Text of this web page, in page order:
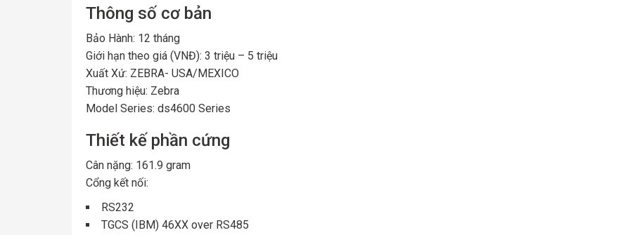
Thông số cơ bản
Bảo Hành: 12 tháng
Giới hạn theo giá (VNĐ): 3 triệu – 5 triệu
Xuất Xứ: ZEBRA- USA/MEXICO
Thương hiệu: Zebra
Model Series: ds4600 Series
Thiết kế phần cứng
Cân nặng: 161.9 gram
Cổng kết nối:
RS232
TGCS (IBM) 46XX over RS485